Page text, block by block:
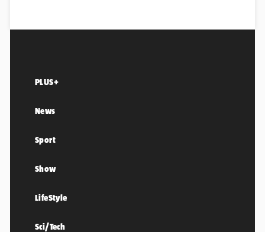
PLUS+
News
Sport
Show
LifeStyle
Sci/Tech